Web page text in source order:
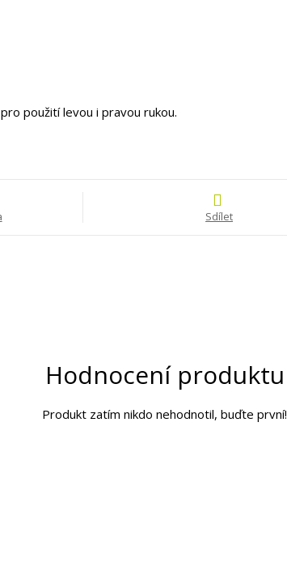
použití levou i pravou rukou.
Sdílet
Hodnocení produktu
Produkt zatím nikdo nehodnotil, buďte první!